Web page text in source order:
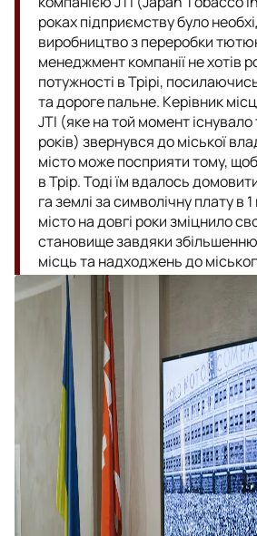
роках підприємству було
виробництво з переробки
менеджмент компанії не хотів
потужності в Трірі,
та дороге пальне. Керівник
JTI (яке на той момент
років) звернувся до міської
місто може посприяти тому,
в Трір. Тоді їм вдалось
га землі за символічну плату в
місто на довгі роки зміцнило
становище завдяки збільшенню
місць та надходжень до